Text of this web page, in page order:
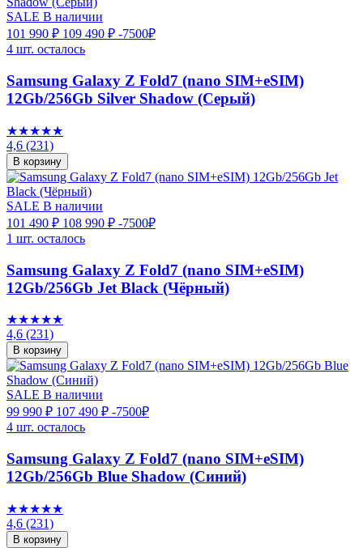
SALE В наличии
101 990 ₽ 109 490 ₽ -7500₽
4 шт. осталось
Samsung Galaxy Z Fold7 (nano SIM+eSIM)
12Gb/256Gb Silver Shadow (Серый)
★★★★★
4,6 (231)
В корзину
SALE В наличии
101 490 ₽ 108 990 ₽ -7500₽
1 шт. осталось
Samsung Galaxy Z Fold7 (nano SIM+eSIM)
12Gb/256Gb Jet Black (Чёрный)
★★★★★
4,6 (231)
В корзину
SALE В наличии
99 990 ₽ 107 490 ₽ -7500₽
4 шт. осталось
Samsung Galaxy Z Fold7 (nano SIM+eSIM)
12Gb/256Gb Blue Shadow (Синий)
★★★★★
4,6 (231)
В корзину